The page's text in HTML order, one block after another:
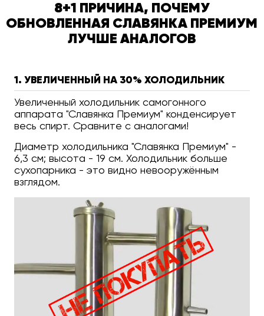
8+1 ПРИЧИНА, ПОЧЕМУ
ОБНОВЛЕННАЯ СЛАВЯНКА ПРЕМИУМ
ЛУЧШЕ АНАЛОГОВ
1. УВЕЛИЧЕННЫЙ НА 30% ХОЛОДИЛЬНИК
Увеличенный холодильник самогонного
аппарата "Славянка Премиум" конденсирует
весь спирт. Сравните с аналогами!
Диаметр холодильника "Славянка Премиум" -
6,3 см; высота - 19 см. Холодильник больше
сухопарника - это видно невооружённым
взглядом.